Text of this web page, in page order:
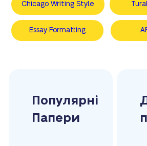
Chicago Writing Style
Essay Formatting
Популярні
Папери